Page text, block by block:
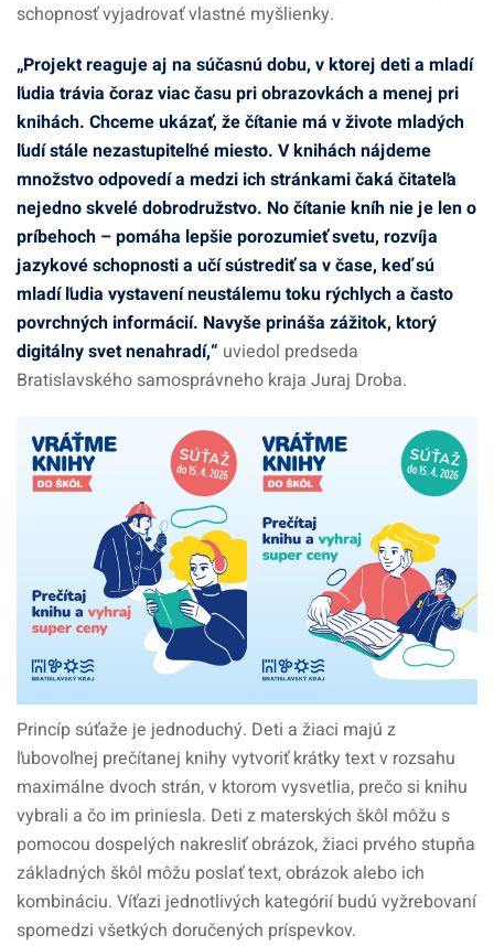
schopnosť vyjadrovať vlastné myšlienky.
„Projekt reaguje aj na súčasnú dobu, v ktorej deti a mladí
ľudia trávia čoraz viac času pri obrazovkách a menej pri
knihách. Chceme ukázať, že čítanie má v živote mladých
ľudí stále nezastupiteľné miesto. V knihách nájdeme
množstvo odpovedí a medzi ich stránkami čaká čitateľa
nejedno skvelé dobrodružstvo. No čítanie kníh nie je len o
príbehoch – pomáha lepšie porozumieť svetu, rozvíja
jazykové schopnosti a učí sústrediť sa v čase, keď sú
mladí ľudia vystavení neustálemu toku rýchlych a často
povrchných informácií. Navyše prináša zážitok, ktorý
digitálny svet nenahradí,“ uviedol predseda
Bratislavského samosprávneho kraja Juraj Droba.
Princíp súťaže je jednoduchý. Deti a žiaci majú z
ľubovoľnej prečítanej knihy vytvoriť krátky text v rozsahu
maximálne dvoch strán, v ktorom vysvetlia, prečo si knihu
vybrali a čo im priniesla. Deti z materských škôl môžu s
pomocou dospelých nakresliť obrázok, žiaci prvého stupňa
základných škôl môžu poslať text, obrázok alebo ich
kombináciu. Víťazi jednotlivých kategórií budú vyžrebovaní
spomedzi všetkých doručených príspevkov.